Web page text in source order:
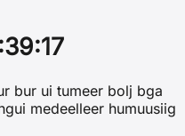
bur ui tumeer bolj bga
medeelleer humuusiig